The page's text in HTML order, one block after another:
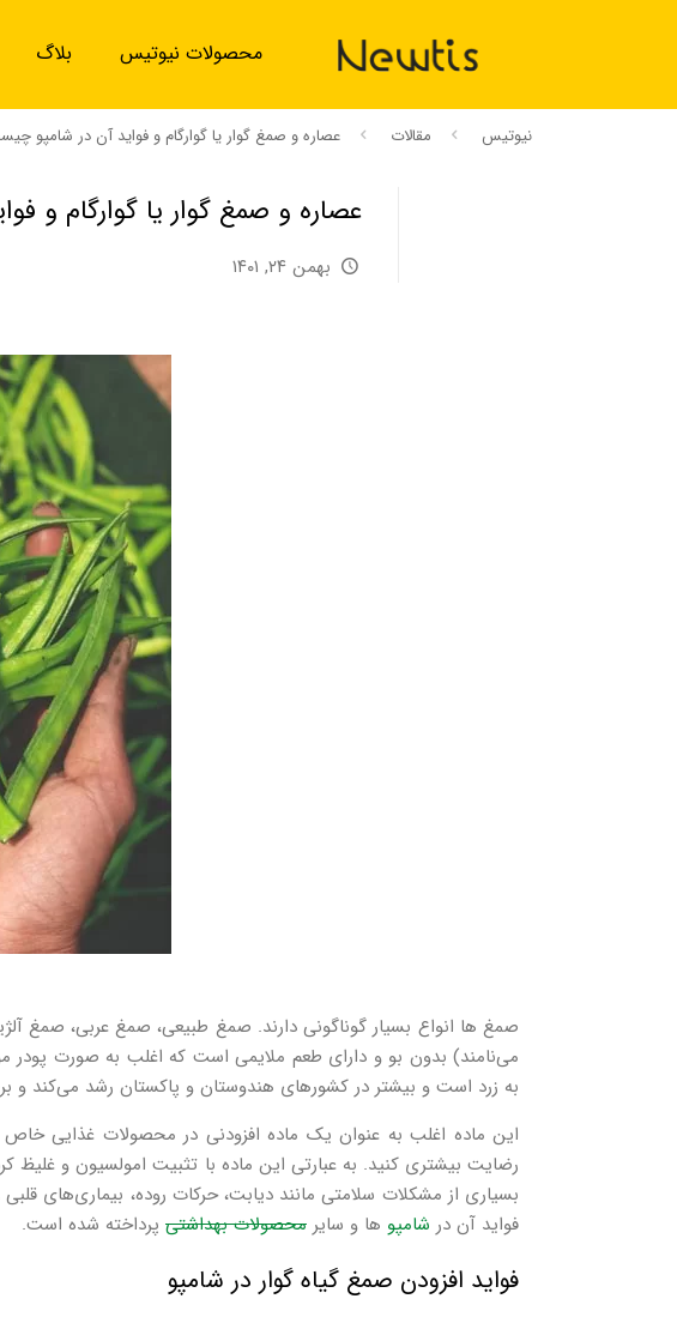
محصولات نیوتیس بلاگ
نیوتیس مقالات عصاره و صمغ گوار یا گوارگام و فواید آن در شامپو
عصاره و صمغ گوار یا گوارگام و
بهمن ۲۴, ۱۴۰۱
صمغ ها انواع بسیار گوناگونی دارند. صمغ طبیعی، صمغ عربی، صمغ
می‌نامند) بدون بو و دارای طعم ملایمی است که اغلب به صورت پودر
به زرد است و بیشتر در کشورهای هندوستان و پاکستان رشد می‌کند و
این ماده اغلب به عنوان یک ماده افزودنی در محصولات غذایی
رضایت بیشتری کنید. به عبارتی این ماده با تثبیت امولسیون و
بسیاری از مشکلات سلامتی مانند دیابت، حرکات روده، بیماری‌های
فواید آن در شامپو ها و سایرمحصولات بهداشتی پرداخته شده است.
فواید افزودن صمغ گیاه گوار در شامپو